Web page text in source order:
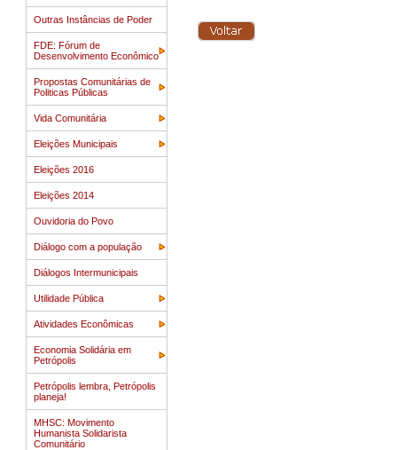
Outras Instâncias de Poder
FDE: Fórum de
Desenvolvimento Econômico
Propostas Comunitárias de
Politicas Públicas
Vida Comunitária
Eleições Municipais
Eleições 2016
Eleições 2014
Ouvidoria do Povo
Diálogo com a população
Diálogos Intermunicipais
Utilidade Pública
Atividades Econômicas
Economia Solidária em
Petrópolis
Petrópolis lembra, Petrópolis
planeja!
MHSC: Movimento
Humanista Solidarista
Comunitário